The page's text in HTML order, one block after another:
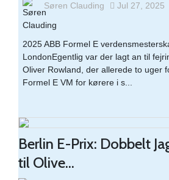
Søren Clauding Jul 27, 2025
2025 ABB Formel E
LondonEgentlig var der lagt an til
Oliver Rowland, der allerede to uger
Formel E VM for kørere i s...
Berlin E-Prix: Dobbelt
til Olive...